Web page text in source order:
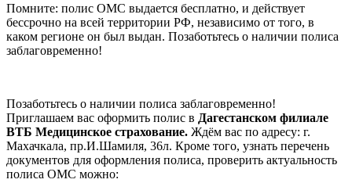
Помните: полис ОМС выдается бесплатно, и действует
бессрочно на всей территории РФ, независимо от того, в
каком регионе он был выдан. Позаботьтесь о наличии полиса
заблаговременно!
Позаботьтесь о наличии полиса заблаговременно!
Приглашаем вас оформить полис в Дагестанском филиале
ВТБ Медицинское страхование. Ждём вас по адресу: г.
Махачкала, пр.И.Шамиля, 36л. Кроме того, узнать перечень
документов для оформления полиса, проверить актуальность
полиса ОМС можно: